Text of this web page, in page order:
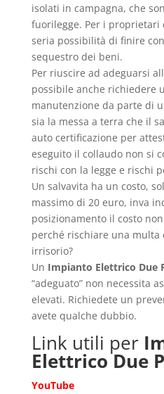
isolati in campagna, che
fuorilegge. Per i
seria possibilità di finire
sequestro dei beni.
Per riuscire ad adeguarsi
possibile anche richiedere
manutenzione da parte di
sia la messa a terra che il
auto certificazione per
eseguito il collaudo non si
rischi con la legge e rischi
Un salvavita ha un costo,
massimo di 20 euro, inva
posizionamento il costo
perché rischiare una multa
irrisorio?
Un Impianto Elettrico Due
“adeguato” non necessita
elevati. Richiedete un
avete qualche dubbio.
Link utili per
Elettrico Due
YouTube